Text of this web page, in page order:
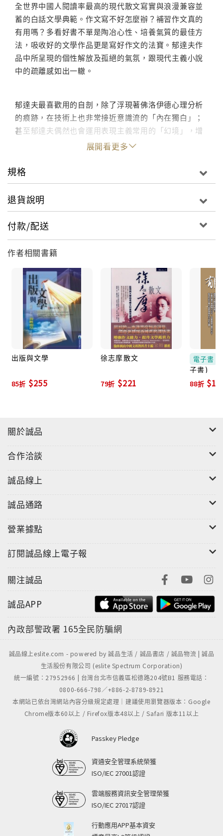
全世界中國人閱讀率最高的現代散文寫實與浪漫兼容並
蓄的白話文學典範。作文寫不好怎麼辦？補習作文真的
有用嗎？多看好書不單是陶冶心性、培養氣質的最佳方
法，吸收好的文學作品更是寫好作文的法寶。郁達夫作
品中所呈現的個性解放及孤絕的氣氛，跟現代主義小說
中的疏離感如出一轍。
郁達夫最喜歡用的自剖，除了浮現著佛洛伊德心理分析
的痕跡，在技術上也非常接近意識流的「內在獨白」；
甚至郁達夫偶然也會運用表現主義常用的「幻境」，增
加作品的迷離感與距離美感。郁達夫所表現的前衛色
到現代主義的一座重要橋樑。
展開看更多
規格
退貨說明
付款/配送
作者相關書籍
出版與文學
85折 $255
徐志摩散文
79折 $221
電子書
子書)
88折
關於誠品
合作洽談
誠品線上
誠品通路
營業據點
訂閱誠品線上電子報
關注誠品
誠品APP
內政部警政署 165全民防騙網
誠品線上eslite.com - powered by 誠品生活 / 誠品書店 / 誠品物流 | 誠品
生活股份有限公司 (eslite Spectrum Corporation)
統一編號：27952966 | 台灣台北市信義區松德路204號B1 服務電話：
0800-666-798／+886-2-8789-8921
本網站已依台灣網站內容分級規定處理｜建議使用瀏覽器版本：Google
Chrome版本60以上 / Firefox版本48以上 / Safari 版本11以上
Passkey Pledge
資通安全管理系統榮獲
ISO/IEC 27001認證
雲端服務資訊安全管理榮獲
ISO/IEC 27017認證
行動應用APP基本資安